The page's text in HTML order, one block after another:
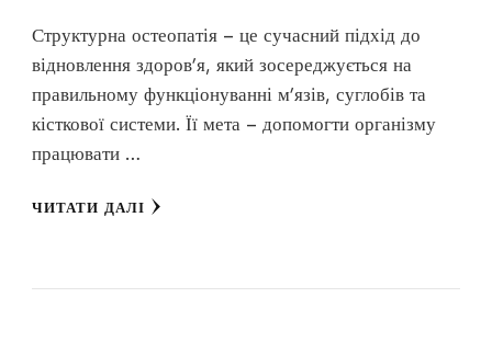
Структурна остеопатія – це сучасний підхід до
відновлення здоров’я, який зосереджується на
правильному функціонуванні м’язів, суглобів та
кісткової системи. Її мета – допомогти організму
працювати …
ЧИТАТИ ДАЛІ